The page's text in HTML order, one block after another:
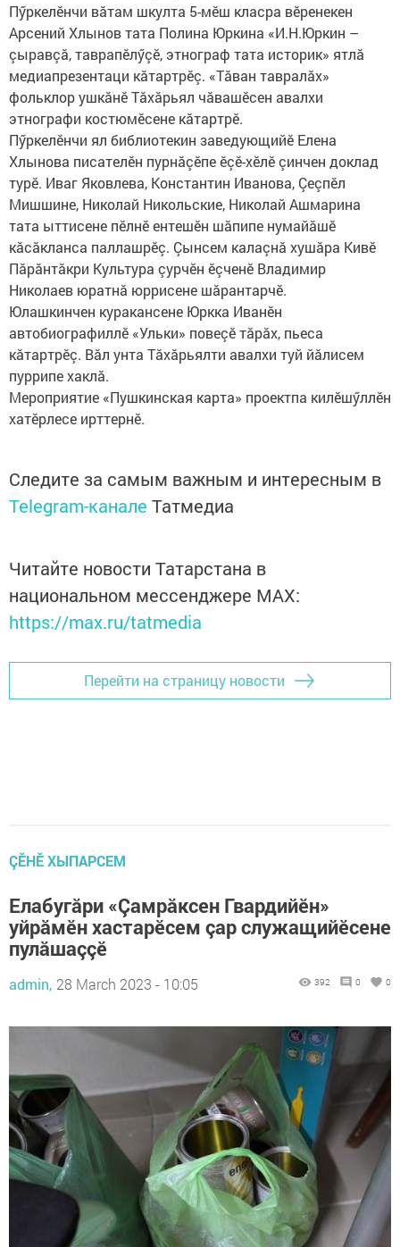
Пӳркелӗнчи вăтам шкулта 5-мӗш класра вӗренекен
Арсений Хлынов тата Полина Юркина «И.Н.Юркин –
çыравçă, таврапӗлӳçӗ, этнограф тата историк» ятлă
медиапрезентаци кăтартрӗç. «Тăван тавралăх»
фольклор ушкăнӗ Тăхăрьял чăвашӗсен авалхи
этнографи костюмӗсене кăтартрӗ.
Пӳркелӗнчи ял библиотекин заведующийӗ Елена
Хлынова писателӗн пурнăçӗпе ӗçӗ-хӗлӗ çинчен доклад
турӗ. Иваг Яковлева, Константин Иванова, Çеçпӗл
Мишшине, Николай Никольские, Николай Ашмарина
тата ыттисене пӗлнӗ ентешӗн шăпипе нумайăшӗ
кăсăкланса паллашрӗç. Çынсем калаçнă хушăра Кивӗ
Пăрăнтăкри Культура çурчӗн ӗçченӗ Владимир
Николаев юратнă юррисене шăрантарчӗ.
Юлашкинчен куракансене Юркка Иванӗн
автобиографиллӗ «Ульки» повеçӗ тăрăх, пьеса
кăтартрӗç. Вăл унта Тăхăрьялти авалхи туй йăлисем
пуррипе хаклă.
Мероприятие «Пушкинская карта» проектпа килӗшӳллӗн
хатӗрлесе ирттернӗ.
Следите за самым важным и интересным в
Telegram-канале Татмедиа
Читайте новости Татарстана в
национальном мессенджере MАХ:
https://max.ru/tatmedia
Перейти на страницу новости
ÇӖНӖ ХЫПАРСЕМ
Елабугăри «Çамрăксен Гвардийӗн»
уйрăмӗн хастарӗсем çар служащийӗсене
пулăшаççӗ
admin, 28 March 2023 - 10:05 392 0 0